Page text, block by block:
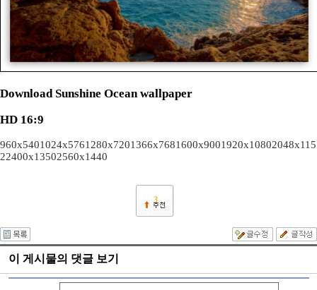
Download Sunshine Ocean wallpaper
HD 16:9
960x5401024x5761280x7201366x7681600x9001920x10802048x115
22400x13502560x1440
3
이 게시물의 댓글 보기